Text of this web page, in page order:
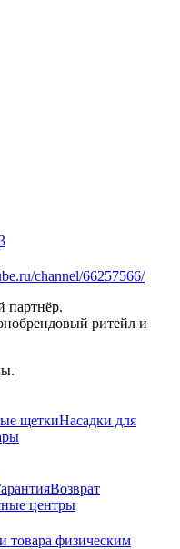
channel/66257566/
партнёр.
ритейл и
щеткиНасадки для
Возврат
центры
товара физическим